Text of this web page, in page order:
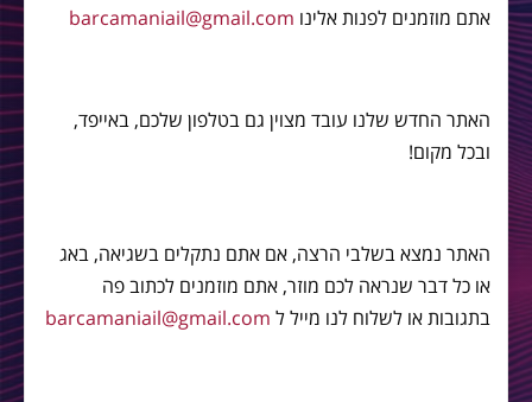
אתם מוזמנים לפנות אלינו barcamaniail@gmail.com
האתר החדש שלנו עובד מצוין גם בטלפון שלכם, באייפד,
ובכל מקום!
האתר נמצא בשלבי הרצה, אם אתם נתקלים בשגיאה, באג
או כל דבר שנראה לכם מוזר, אתם מוזמנים לכתוב פה
בתגובות או לשלוח לנו מייל ל barcamaniail@gmail.com